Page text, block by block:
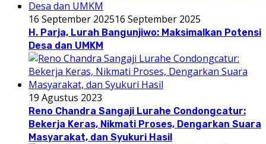
16 September 202516 September 2025
H. Parja, Lurah Bangunjiwo: Maksimalkan Potensi
Desa dan UMKM
19 Agustus 2023
Reno Chandra Sangaji Lurahe Condongcatur:
Bekerja Keras, Nikmati Proses, Dengarkan Suara
Masyarakat, dan Syukuri Hasil